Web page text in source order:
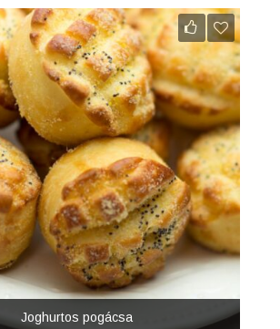
Joghurtos pogácsa